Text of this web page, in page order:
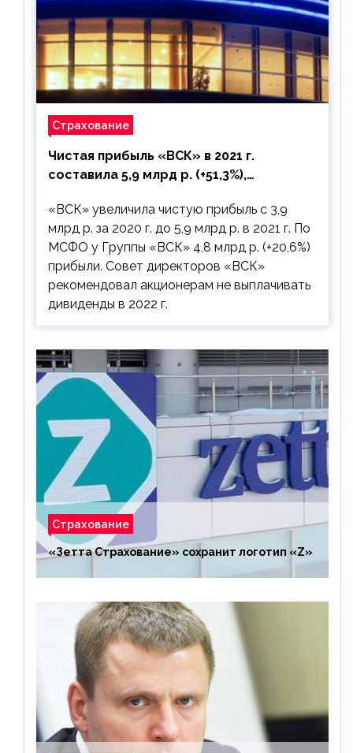
Страхование
Чистая прибыль «ВСК» в 2021 г.
составила 5,9 млрд р. (+51,3%),
выплачивать
«ВСК» увеличила чистую прибыль с 3,9
млрд р. за 2020 г. до 5,9 млрд р. в 2021 г. По
МСФО у Группы «ВСК» 4,8 млрд р. (+20,6%)
прибыли. Совет директоров «ВСК»
рекомендовал акционерам не выплачивать
дивиденды в 2022 г.
Страхование
«Зетта Страхование» сохранит логотип «Z»